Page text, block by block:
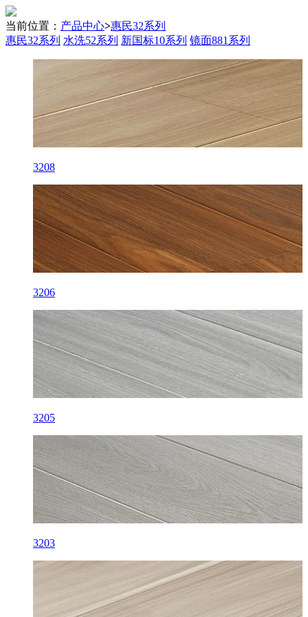
当前位置： 产品中心>惠民32系列
惠民32系列 水洗52系列 新国标10系列 镜面881系列
3208
3206
3205
3203